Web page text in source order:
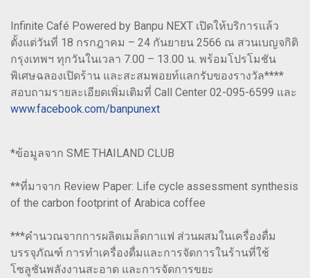
Infinite Café Powered by Banpu NEXT เปิดให้บริการแล้ว
ตั้งแต่วันที่ 18 กรกฎาคม – 24 กันยายน 2566 ณ สวนเบญจกิติ
กรุงเทพฯ ทุกวันในเวลา 7.00 – 13.00 น. พร้อมโปรโมชัน
พิเศษฉลองเปิดร้าน และสะสมพอยท์แลกรับของรางวัล****
สอบถามรายละเอียดเพิ่มเติมที่ Call Center 02-095-6599 และ
www.facebook.com/banpunext
*ข้อมูลจาก SME THAILAND CLUB
**ที่มาจาก Review Paper: Life cycle assessment synthesis
of the carbon footprint of Arabica coffee
***คำนวณจากการผลิตเมล็ดกาแฟ ส่วนผสมในเครื่องดื่ม
บรรจุภัณฑ์ การทำเครื่องดื่มและการจัดการในร้านที่ใช้
โซลูชันพลังงานสะอาด และการจัดการขยะ